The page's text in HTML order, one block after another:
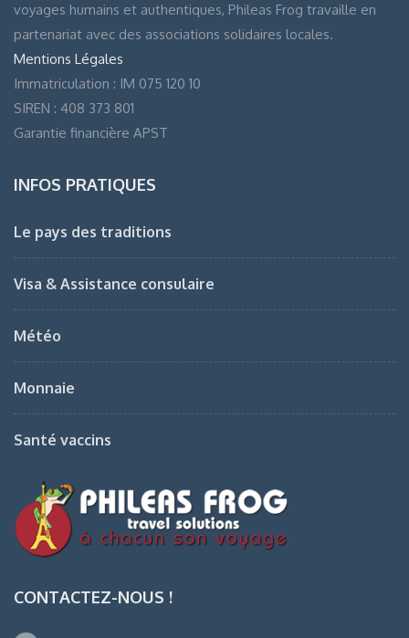
voyages humains et authentiques, Phileas Frog travaille en
partenariat avec des associations solidaires locales.
Mentions Légales
Immatriculation : IM 075 120 10
SIREN : 408 373 801
Garantie financière APST
INFOS PRATIQUES
Le pays des traditions
Visa & Assistance consulaire
Météo
Monnaie
Santé vaccins
CONTACTEZ-NOUS !